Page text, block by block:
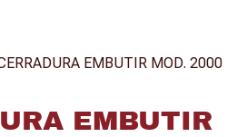
EMBUTIR MOD. 2000
EMBUTIR